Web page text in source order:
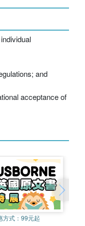
and
acceptance of
方式：99元起